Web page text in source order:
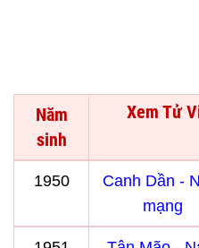
Năm
sinh
Xem Tử
1950
Canh Dần -
mạng